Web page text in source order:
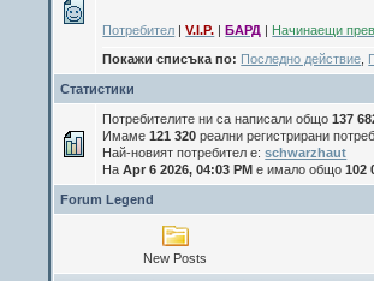
Потребител |V.I.P. |БАРД | Начинаещи
Покажи списъка по: Последно действие
Статистики
Потребителите ни са написали общо137
Имаме121 320 реални регистрирани
Най-новият потребител е:schwarzhaut
НаApr 6 2026, 04:03 PM е имало общо102
Forum Legend
New Posts